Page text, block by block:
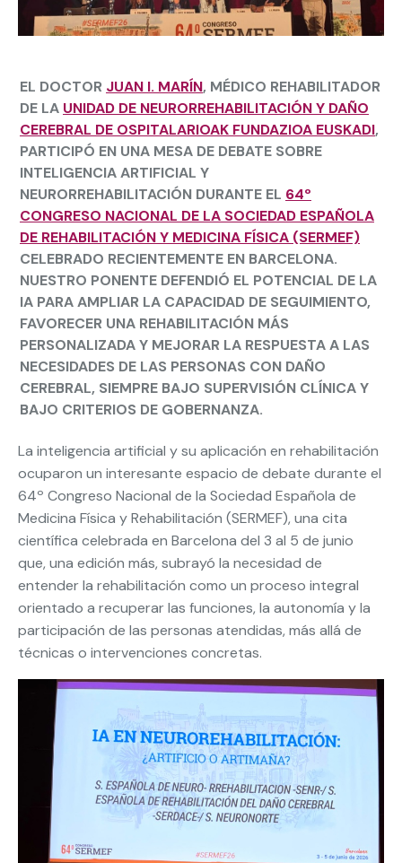
EL DOCTOR JUAN I. MARÍN, MÉDICO REHABILITADOR
DE LA UNIDAD DE NEURORREHABILITACIÓN Y DAÑO
CEREBRAL DE OSPITALARIOAK FUNDAZIOA EUSKADI,
PARTICIPÓ EN UNA MESA DE DEBATE SOBRE
INTELIGENCIA ARTIFICIAL Y
NEURORREHABILITACIÓN DURANTE EL 64º
CONGRESO NACIONAL DE LA SOCIEDAD ESPAÑOLA
DE REHABILITACIÓN Y MEDICINA FÍSICA (SERMEF)
CELEBRADO RECIENTEMENTE EN BARCELONA.
NUESTRO PONENTE DEFENDIÓ EL POTENCIAL DE LA
IA PARA AMPLIAR LA CAPACIDAD DE SEGUIMIENTO,
FAVORECER UNA REHABILITACIÓN MÁS
PERSONALIZADA Y MEJORAR LA RESPUESTA A LAS
NECESIDADES DE LAS PERSONAS CON DAÑO
CEREBRAL, SIEMPRE BAJO SUPERVISIÓN CLÍNICA Y
BAJO CRITERIOS DE GOBERNANZA.
La inteligencia artificial y su aplicación en rehabilitación
ocuparon un interesante espacio de debate durante el
64º Congreso Nacional de la Sociedad Española de
Medicina Física y Rehabilitación (SERMEF), una cita
científica celebrada en Barcelona del 3 al 5 de junio
que, una edición más, subrayó la necesidad de
entender la rehabilitación como un proceso integral
orientado a recuperar las funciones, la autonomía y la
participación de las personas atendidas, más allá de
técnicas o intervenciones concretas.